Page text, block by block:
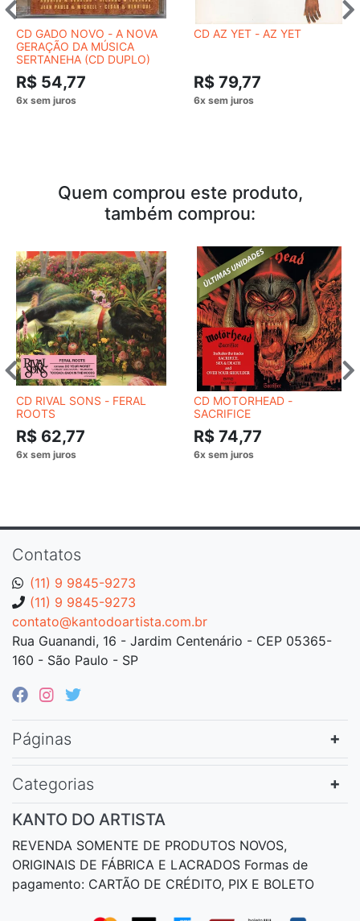
CD GADO NOVO - A NOVA
GERAÇÃO DA MÚSICA
SERTANEHA (CD DUPLO)
R$ 54,77
CD AZ YET - AZ YET
R$ 79,77
Quem comprou este produto,
também comprou:
CD RIVAL SONS - FERAL
ROOTS
R$ 62,77
CD MOTORHEAD -
SACRIFICE
R$ 74,77
Contatos
(11) 9 9845-9273
(11) 9 9845-9273
contato@kantodoartista.com.br
Rua Guanandi, 16 - Jardim Centenário - CEP 05365-
160 - São Paulo - SP
Páginas
Categorias
KANTO DO ARTISTA
REVENDA SOMENTE DE PRODUTOS NOVOS,
ORIGINAIS DE FÁBRICA E LACRADOS Formas de
pagamento: CARTÃO DE CRÉDITO, PIX E BOLETO